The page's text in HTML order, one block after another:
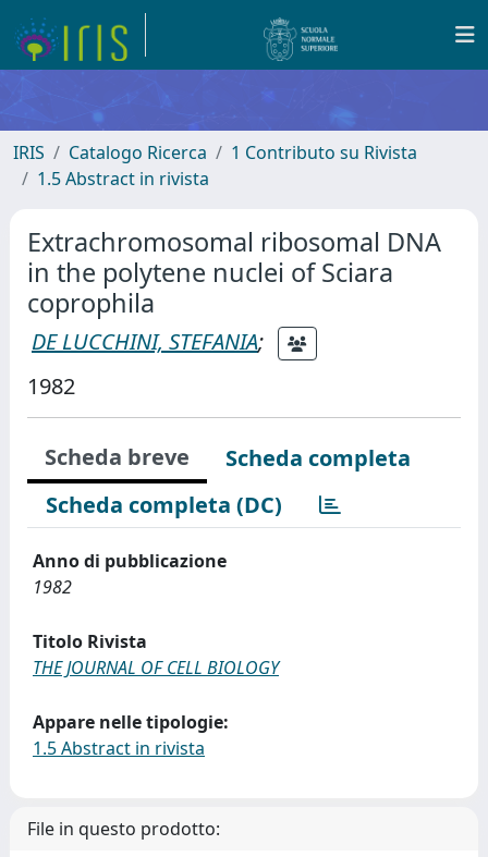
IRIS Catalogo Ricerca
1 Contributo su Rivista
1.5 Abstract in rivista
Extrachromosomal ribosomal DNA
in the polytene nuclei of Sciara
coprophila
DE LUCCHINI, STEFANIA;
1982
Scheda breve
Scheda completa
Scheda completa (DC)
Anno di pubblicazione
1982
Titolo Rivista
THE JOURNAL OF CELL BIOLOGY
Appare nelle tipologie:
1.5 Abstract in rivista
File in questo prodotto: